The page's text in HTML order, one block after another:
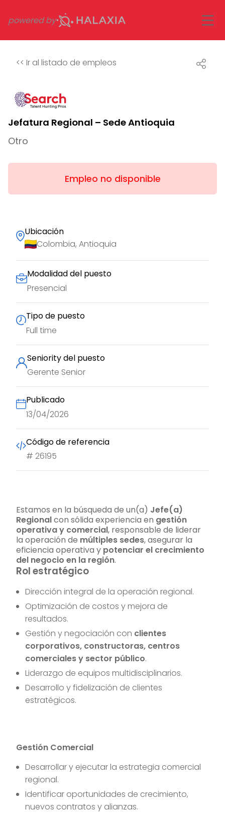
powered by
<< Ir al listado de empleos
Estamos en la búsqueda de un(a) Jefe(a)
Regionalcon sólida experiencia en gestión
operativa y comercial, responsable de liderar
la operación de múltiples sedes, asegurar la
eficiencia operativa y potenciar el crecimiento
del negocio en la región.
Rol estratégico
Dirección integral de la operación regional.
Optimización de costos y mejora de
resultados.
Gestión y negociación con clientes
corporativos, constructoras, centros
comerciales y sector público.
Liderazgo de equipos multidisciplinarios.
Desarrollo y fidelización de clientes
estratégicos.
Gestión Comercial
Desarrollar y ejecutar la estrategia comercial
regional.
Identificar oportunidades de crecimiento,
nuevos contratos y alianzas.
Jefatura Regional – Sede Antioquia
Otro
Empleo no disponible
Ubicación
Colombia, Antioquia
Modalidad del puesto
Presencial
Tipo de puesto
Full time
Seniority del puesto
Gerente Senior
Publicado
13/04/2026
Código de referencia
# 26195